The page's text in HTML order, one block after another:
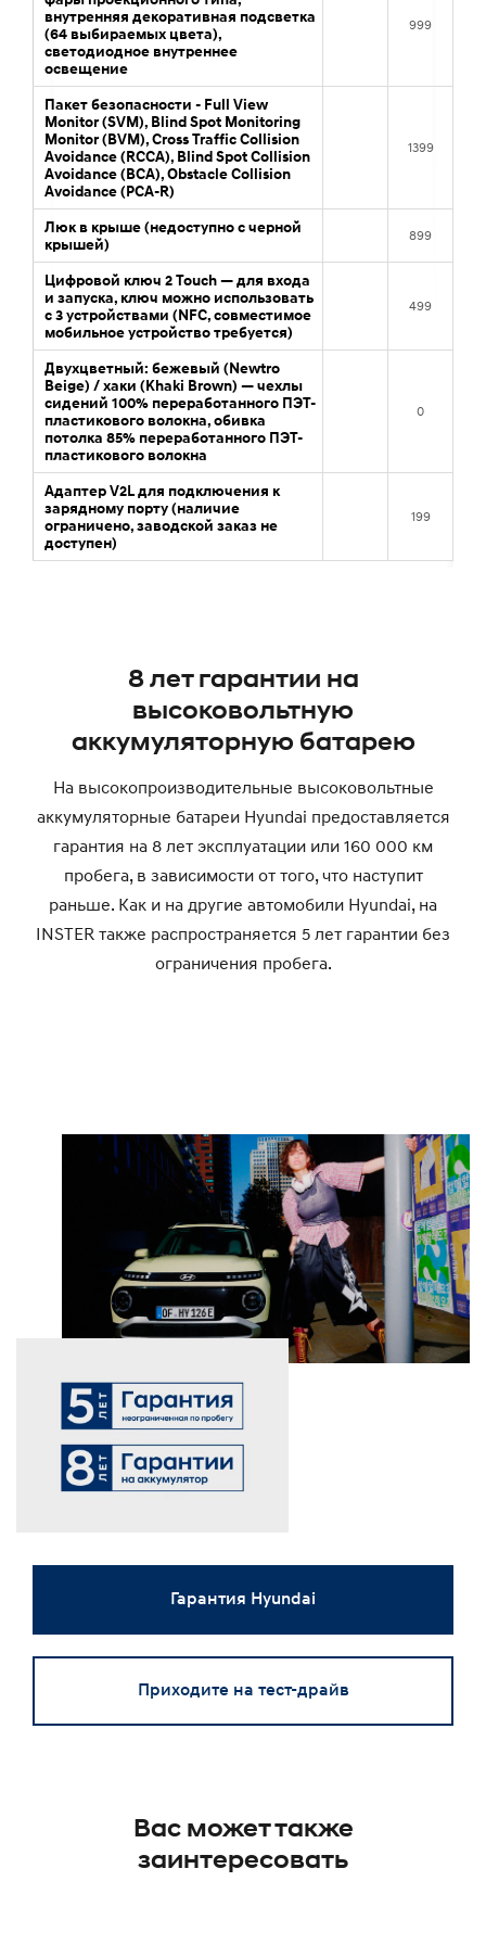
8 лет гарантии на
высоковольтную
аккумуляторную батарею
На высокопроизводительные высоковольтные
аккумуляторные батареи Hyundai предоставляется
гарантия на 8 лет эксплуатации или 160 000 км
пробега, в зависимости от того, что наступит
раньше. Как и на другие автомобили Hyundai, на
INSTER также распространяется 5 лет гарантии без
ограничения пробега.
Гарантия Hyundai
Приходите на тест-драйв
Вас может также
заинтересовать